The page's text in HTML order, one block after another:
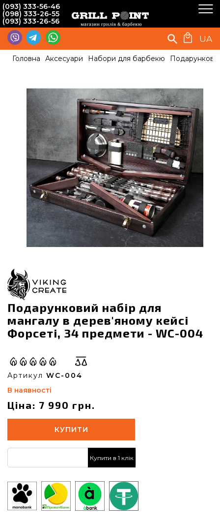
(093) 333-56-46
(098) 333-26-55
(093) 333-26-56
UA
Головна Аксесуари Набори для барбекю
Подарунковий набір для
мангалу в дерев'яному кейсі
Форсеті, 34 предмети - WC-004
Артикул WC-004
В наявності
Ціна: 7 990 грн.
КУПИТИ
Купити в 1 клік